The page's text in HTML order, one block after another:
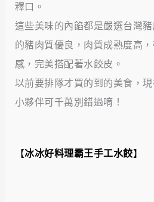
釋口。
這些美味的內餡都是嚴選台灣
的豬肉質優良，肉質成熟度高
感，完美搭配著水餃皮。
以前要排隊才買的到的美食，
小夥伴可千萬別錯過唷！
【冰冰好料理霸王手工水餃】